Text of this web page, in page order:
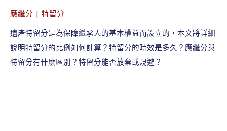
應繼分 | 特留分
遺產特留分是為保障繼承人的基本權益而設立的，本文將詳細
說明特留分的比例如何計算？特留分的時效是多久？應繼分與
特留分有什麼區別？特留分能否放棄或規避？